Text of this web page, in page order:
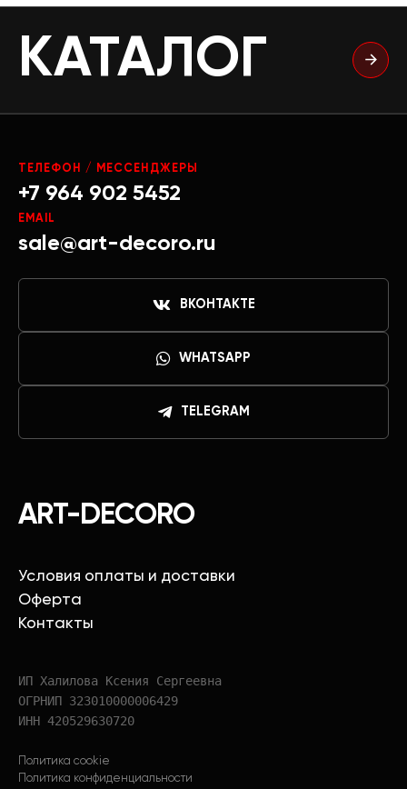
КАТАЛОГ
ART-DECORO
Условия оплаты и доставки
Оферта
Контакты
ИП Халилова Ксения Сергеевна
ОГРНИП 323010000006429
ИНН 420529630720
Политика cookie
Политика конфиденциальности
ТЕЛЕФОН / МЕССЕНДЖЕРЫ
+7 964 902 5452
EMAIL
sale@art-decoro.ru
ВКОНТАКТЕ
WHATSAPP
TELEGRAM